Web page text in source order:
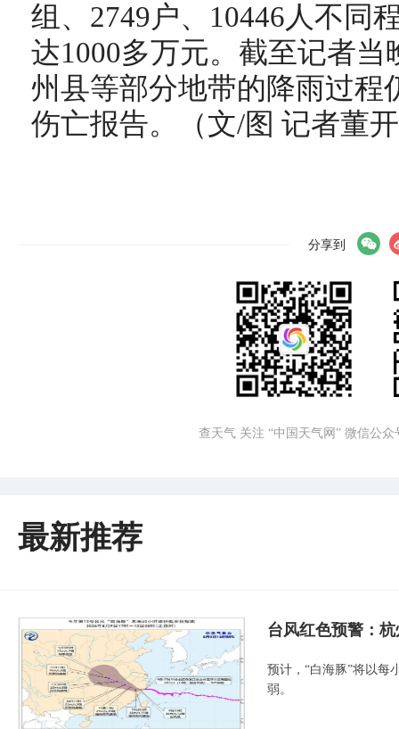
组、2749户、10446人不同
达1000多万元。截至记者
州县等部分地带的降雨过程
伤亡报告。（文/图 记者董
分享到
查天气 关注 “中国天气网” 微信公众
最新推荐
台风红色预警：
预计，“白海豚”将以每
弱。